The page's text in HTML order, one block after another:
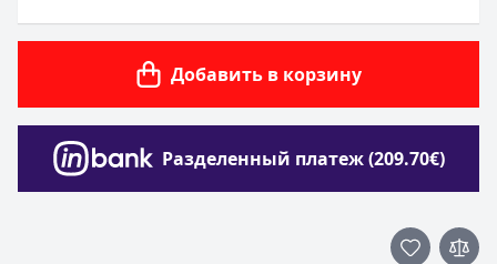
Добавить в корзину
Разделенный платеж (209.70€)